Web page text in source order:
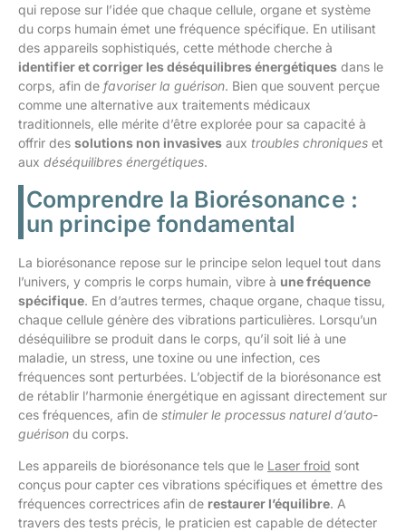
qui repose sur l’idée que chaque cellule, organe et système
du corps humain émet une fréquence spécifique. En utilisant
des appareils sophistiqués, cette méthode cherche à
identifier et corriger les déséquilibres énergétiques dans le
corps, afin de favoriser la guérison. Bien que souvent perçue
comme une alternative aux traitements médicaux
traditionnels, elle mérite d’être explorée pour sa capacité à
offrir des solutions non invasives aux troubles chroniques et
aux déséquilibres énergétiques.
Comprendre la Biorésonance :
un principe fondamental
La biorésonance repose sur le principe selon lequel tout dans
l’univers, y compris le corps humain, vibre à une fréquence
spécifique. En d’autres termes, chaque organe, chaque tissu,
chaque cellule génère des vibrations particulières. Lorsqu’un
déséquilibre se produit dans le corps, qu’il soit lié à une
maladie, un stress, une toxine ou une infection, ces
fréquences sont perturbées. L’objectif de la biorésonance est
de rétablir l’harmonie énergétique en agissant directement sur
ces fréquences, afin de stimuler le processus naturel d’auto-
guérison du corps.
Les appareils de biorésonance tels que le Laser froid sont
conçus pour capter ces vibrations spécifiques et émettre des
fréquences correctrices afin de restaurer l’équilibre. A
travers des tests précis, le praticien est capable de détecter